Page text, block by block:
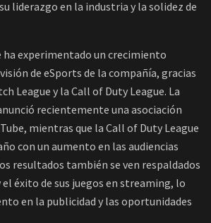
liderazgo en la industria y la solidez de
ha experimentado un crecimiento
de eSports de la compañía, gracias
League y la Call of Duty League. La
recientemente una asociación
mientras que la Call of Duty League
con un aumento en las audiencias
resultados también se ven respaldados
éxito de sus juegos en streaming, lo
en la publicidad y las oportunidades